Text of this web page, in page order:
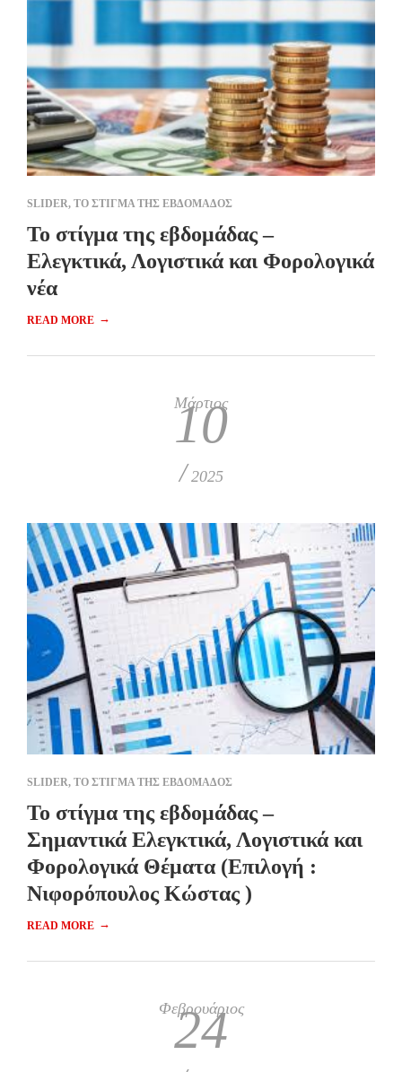
SLIDER, ΤΟ ΣΤΙΓΜΑ ΤΗΣ ΕΒΔΟΜΑΔΟΣ
Το στίγμα της εβδομάδας –
Ελεγκτικά, Λογιστικά και Φορολογικά
νέα
READ MORE →
Μάρτιος
10
/ 2025
SLIDER, ΤΟ ΣΤΙΓΜΑ ΤΗΣ ΕΒΔΟΜΑΔΟΣ
To στίγμα της εβδομάδας –
Σημαντικά Ελεγκτικά, Λογιστικά και
Φορολογικά Θέματα (Επιλογή :
Νιφορόπουλος Κώστας )
READ MORE →
Φεβρουάριος
24